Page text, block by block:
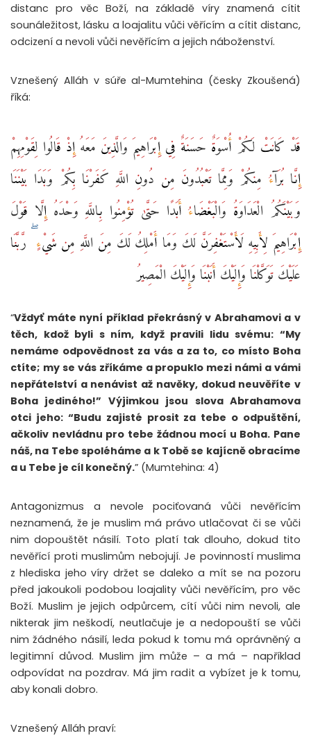
distanc pro věc Boží, na základě víry znamená cítit
sounáležitost, lásku a loajalitu vůči věřícím a cítit distanc,
odcizení a nevoli vůči nevěřícím a jejich náboženství.
Vznešený Alláh v súře al-Mumtehina (česky Zkoušená)
říká:
قَدْ كَانَتْ لَكُمْ أُسْوَةٌ حَسَنَةٌ فِي إِبْرَاهِيمَ وَالَّذِينَ مَعَهُ إِذْ قَالُوا لِقَوْمِهِمْ
إِنَّا بُرَآءُ مِنكُمْ وَمِمَّا تَعْبُدُونَ مِن دُونِ اللَّهِ كَفَرْنَا بِكُمْ وَبَدَا بَيْنَنَا
وَبَيْنَكُمُ الْعَدَاوَةُ وَالْبَغْضَاءُ أَبَدًا حَتَّىٰ تُؤْمِنُوا بِاللَّهِ وَحْدَهُ إِلَّا قَوْلَ
إِبْرَاهِيمَ لِأَبِيهِ لَأَسْتَغْفِرَنَّ لَكَ وَمَا أَمْلِكُ لَكَ مِنَ اللَّهِ مِن شَيْءٍ ۖ رَّبَّنَا
عَلَيْكَ تَوَكَّلْنَا وَإِلَيْكَ أَنَبْنَا وَإِلَيْكَ الْمَصِيرُ
“Vždyť máte nyní příklad překrásný v Abrahamovi a v
těch, kdož byli s ním, když pravili lidu svému: “My
nemáme odpovědnost za vás a za to, co místo Boha
ctíte; my se vás zříkáme a propuklo mezi námi a vámi
nepřátelství a nenávist až navěky, dokud neuvěříte v
Boha jediného!” Výjimkou jsou slova Abrahamova
otci jeho: “Budu zajisté prosit za tebe o odpuštění,
ačkoliv nevládnu pro tebe žádnou mocí u Boha. Pane
náš, na Tebe spoléháme a k Tobě se kajícně obracíme
a u Tebe je cíl konečný.” (Mumtehina: 4)
Antagonizmus a nevole pociťovaná vůči nevěřícím
neznamená, že je muslim má právo utlačovat či se vůči
nim dopouštět násilí. Toto platí tak dlouho, dokud tito
nevěřící proti muslimům nebojují. Je povinností muslima
z hlediska jeho víry držet se daleko a mít se na pozoru
před jakoukoli podobou loajality vůči nevěřícím, pro věc
Boží. Muslim je jejich odpůrcem, cítí vůči nim nevoli, ale
nikterak jim neškodí, neutlačuje je a nedopouští se vůči
nim žádného násilí, leda pokud k tomu má oprávněný a
legitimní důvod. Muslim jim může – a má – například
odpovídat na pozdrav. Má jim radit a vybízet je k tomu,
aby konali dobro.
Vznešený Alláh praví: